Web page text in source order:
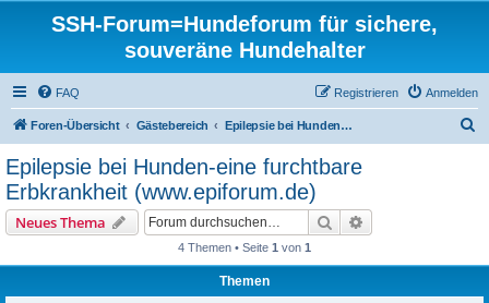
SSH-Forum=Hundeforum für sichere,
souveräne Hundehalter
FAQ Anmelden
Registrieren
Foren-Übersicht Gästebereich Epilepsie bei Hunden-eine furchtbare Erbkrankheit (www.epiforum.de)
Epilepsie bei Hunden-eine furchtbare
Erbkrankheit (www.epiforum.de)
Neues Thema Suche
4 Themen • Seite 1 von 1
Themen